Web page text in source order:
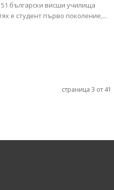
български висши училища
е студент първо поколение,...
страница 3 от 41